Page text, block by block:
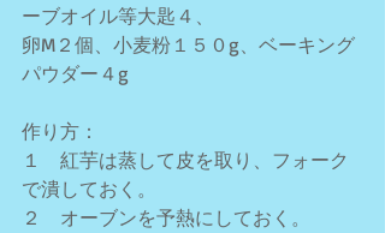
ーブオイル等大匙４、
卵M２個、小麦粉１５０g、ベーキング
パウダー４g
作り方：
１　紅芋は蒸して皮を取り、フォーク
で潰しておく。
２　オーブンを予熱にしておく。